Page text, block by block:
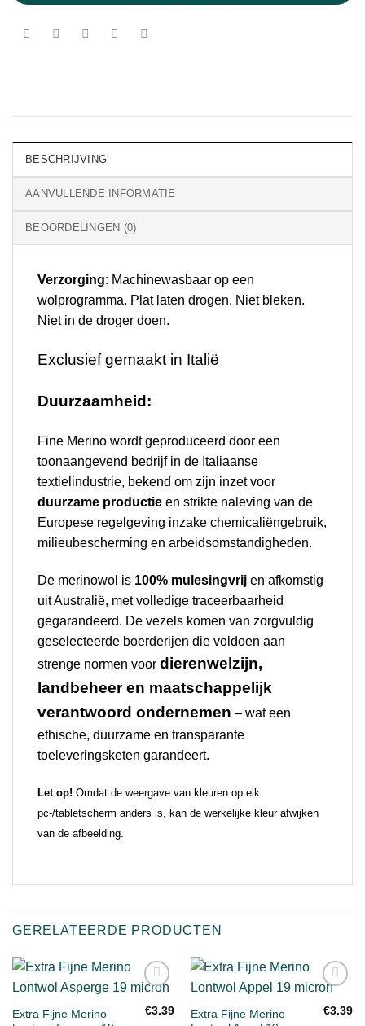
BESCHRIJVING
AANVULLENDE INFORMATIE
BEOORDELINGEN (0)
Verzorging: Machinewasbaar op een
wolprogramma. Plat laten drogen. Niet bleken.
Niet in de droger doen.
Exclusief gemaakt in Italië
Duurzaamheid:
Fine Merino wordt geproduceerd door een
toonaangevend bedrijf in de Italiaanse
textielindustrie, bekend om zijn inzet voor
duurzame productie en strikte naleving van de
Europese regelgeving inzake chemicaliëngebruik,
milieubescherming en arbeidsomstandigheden.
De merinowol is 100% mulesingvrij en afkomstig
uit Australië, met volledige traceerbaarheid
gegarandeerd. De vezels komen van zorgvuldig
geselecteerde boerderijen die voldoen aan
strenge normen voor dierenwelzijn,
landbeheer en maatschappelijk
verantwoord ondernemen – wat een
ethische, duurzame en transparante
toeleveringsketen garandeert.
Let op! Omdat de weergave van kleuren op elk
pc-/tabletscherm anders is, kan de werkelijke kleur afwijken
van de afbeelding.
GERELATEERDE PRODUCTEN
aan
Extra Fijne Merino
€3.39
aan
Extra Fijne Merino
€3.39